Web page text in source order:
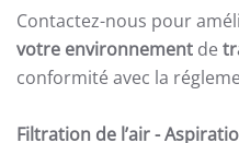
Contactez-nous pour
votre environnement de
conformité avec la
Filtration de l’air-